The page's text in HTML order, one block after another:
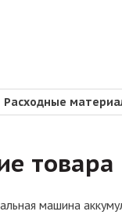
Расходные
товара
машина